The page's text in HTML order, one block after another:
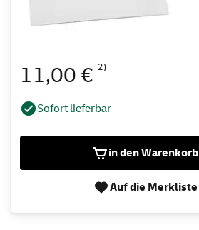
11,00 € 2)
Sofort lieferbar
in den Warenkorb
Auf die Merkliste